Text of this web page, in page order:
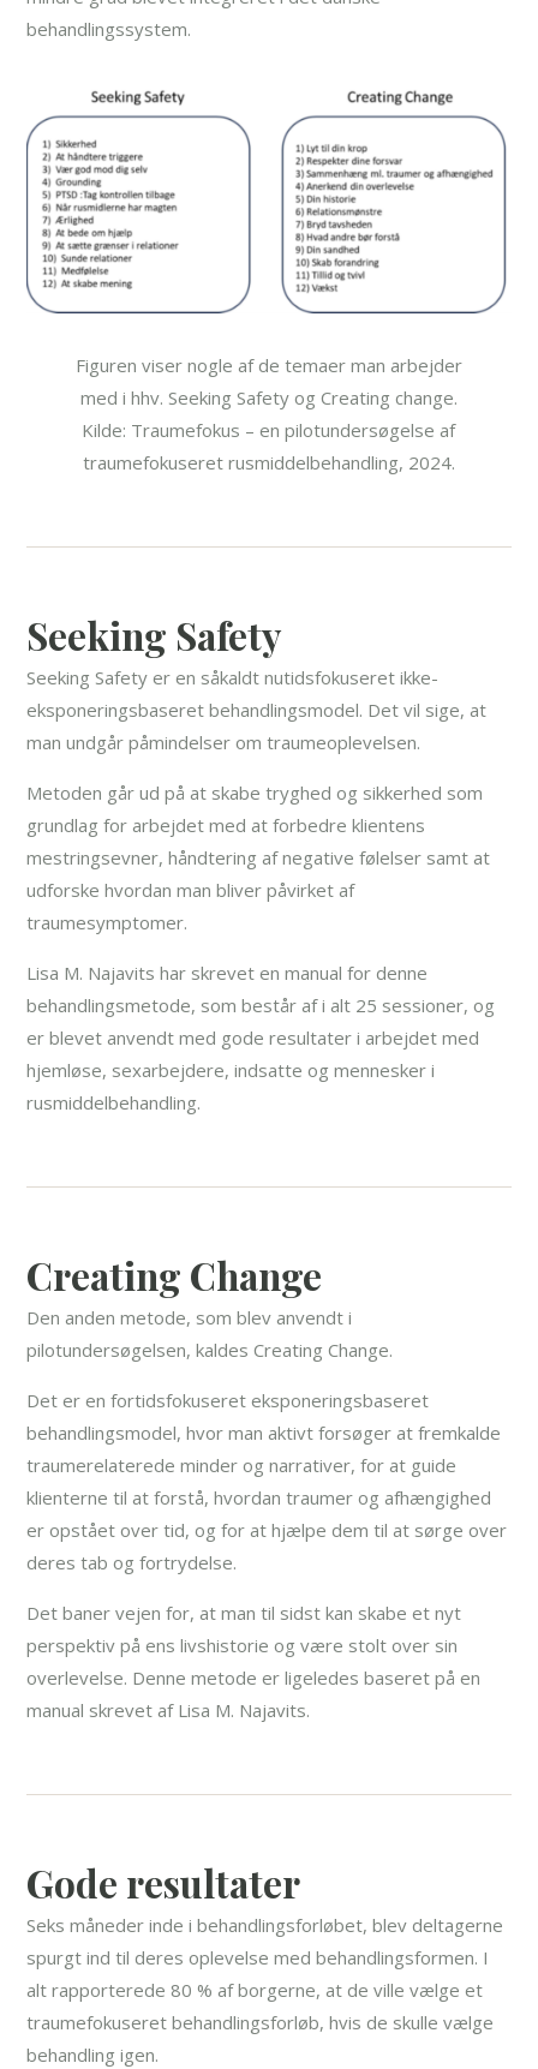
behandlingssystem.
Figuren viser nogle af de temaer man arbejder
med i hhv. Seeking Safety og Creating change.
Kilde: Traumefokus – en pilotundersøgelse af
traumefokuseret rusmiddelbehandling, 2024.
Seeking Safety
Seeking Safety er en såkaldt nutidsfokuseret ikke-
eksponeringsbaseret behandlingsmodel. Det vil sige, at
man undgår påmindelser om traumeoplevelsen.
Metoden går ud på at skabe tryghed og sikkerhed som
grundlag for arbejdet med at forbedre klientens
mestringsevner, håndtering af negative følelser samt at
udforske hvordan man bliver påvirket af
traumesymptomer.
Lisa M. Najavits har skrevet en manual for denne
behandlingsmetode, som består af i alt 25 sessioner, og
er blevet anvendt med gode resultater i arbejdet med
hjemløse, sexarbejdere, indsatte og mennesker i
rusmiddelbehandling.
Creating Change
Den anden metode, som blev anvendt i
pilotundersøgelsen, kaldes Creating Change.
Det er en fortidsfokuseret eksponeringsbaseret
behandlingsmodel, hvor man aktivt forsøger at fremkalde
traumerelaterede minder og narrativer, for at guide
klienterne til at forstå, hvordan traumer og afhængighed
er opstået over tid, og for at hjælpe dem til at sørge over
deres tab og fortrydelse.
Det baner vejen for, at man til sidst kan skabe et nyt
perspektiv på ens livshistorie og være stolt over sin
overlevelse. Denne metode er ligeledes baseret på en
manual skrevet af Lisa M. Najavits.
Gode resultater
Seks måneder inde i behandlingsforløbet, blev deltagerne
spurgt ind til deres oplevelse med behandlingsformen. I
alt rapporterede 80 % af borgerne, at de ville vælge et
traumefokuseret behandlingsforløb, hvis de skulle vælge
behandling igen.